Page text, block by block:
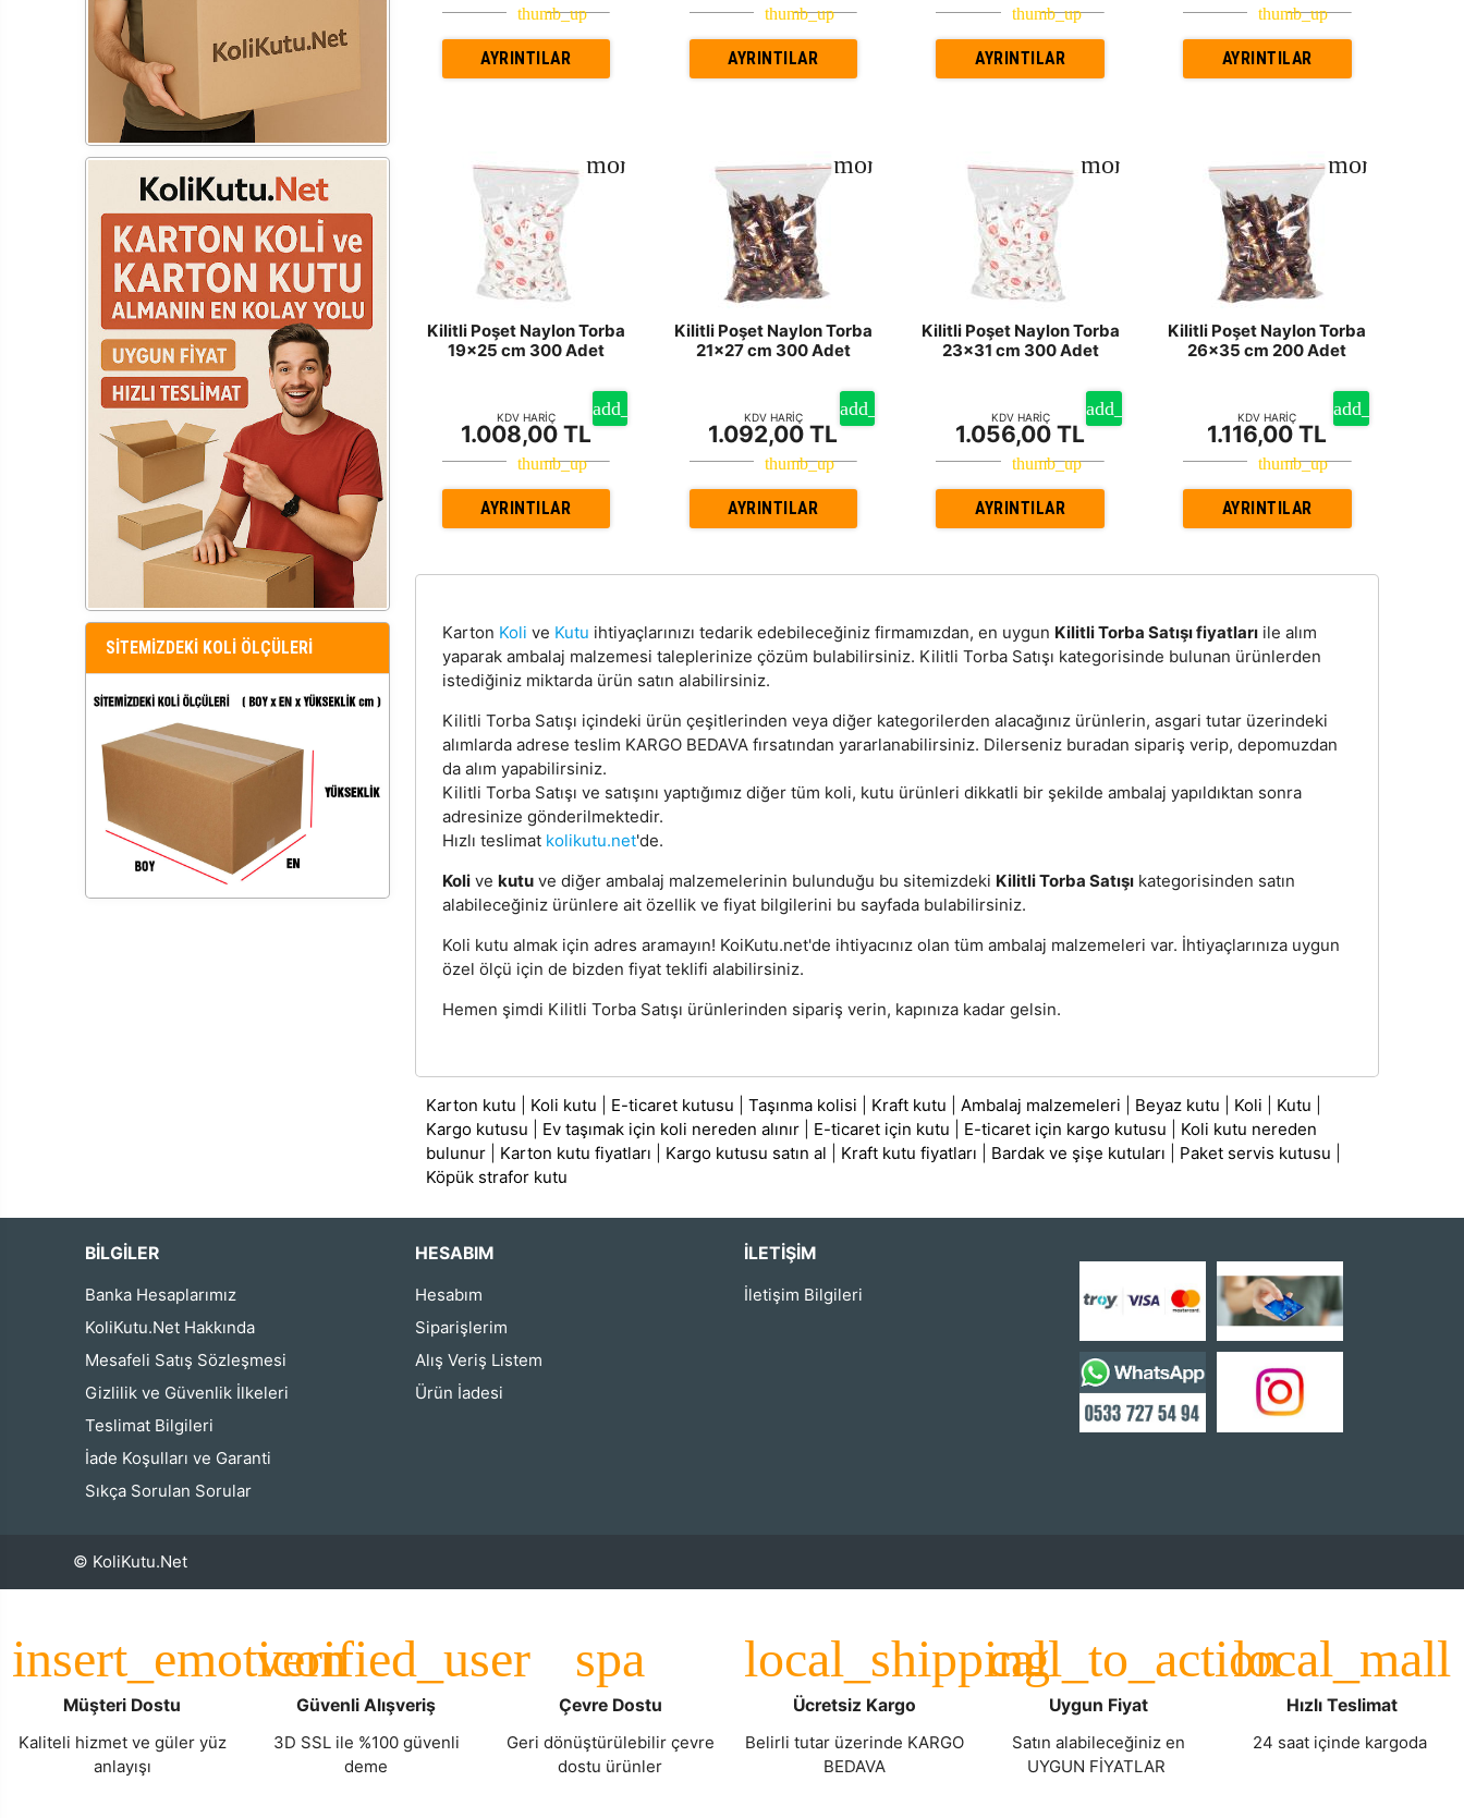
SİTEMİZDEKİ KOLİ ÖLÇÜLERİ
AYRINTILAR AYRINTILAR AYRINTILAR AYRINTILAR
Kilitli Poşet Naylon Torba
19x25 cm 300 Adet
KDV HARİÇ
1.008,00 TL
AYRINTILAR
Kilitli Poşet Naylon Torba
21x27 cm 300 Adet
KDV HARİÇ
1.092,00 TL
AYRINTILAR
Kilitli Poşet Naylon Torba
23x31 cm 300 Adet
KDV HARİÇ
1.056,00 TL
AYRINTILAR
Kilitli Poşet Naylon Torba
26x35 cm 200 Adet
KDV HARİÇ
1.116,00 TL
AYRINTILAR
Karton Koli ve Kutu ihtiyaçlarınızı tedarik edebileceğiniz firmamızdan, en uygun Kilitli Torba Satışı fiyatlarıile alım
yaparak ambalaj malzemesi taleplerinize çözüm bulabilirsiniz. Kilitli Torba Satışı kategorisinde bulunan ürünlerden
istediğiniz miktarda ürün satın alabilirsiniz.
Kilitli Torba Satışı içindeki ürün çeşitlerinden veya diğer kategorilerden alacağınız ürünlerin, asgari tutar üzerindeki
alımlarda adrese teslim KARGO BEDAVA fırsatından yararlanabilirsiniz. Dilerseniz buradan sipariş verip, depomuzdan
da alım yapabilirsiniz.
Kilitli Torba Satışı ve satışını yaptığımız diğer tüm koli, kutu ürünleri dikkatli bir şekilde ambalaj yapıldıktan sonra
adresinize gönderilmektedir.
Hızlı teslimat kolikutu.net'de.
Kolive kutuve diğer ambalaj malzemelerinin bulunduğu bu sitemizdeki Kilitli Torba Satışıkategorisinden satın
alabileceğiniz ürünlere ait özellik ve fiyat bilgilerini bu sayfada bulabilirsiniz.
Koli kutu almak için adres aramayın! KoiKutu.net'de ihtiyacınız olan tüm ambalaj malzemeleri var. İhtiyaçlarınıza uygun
özel ölçü için de bizden fiyat teklifi alabilirsiniz.
Hemen şimdi Kilitli Torba Satışı ürünlerinden sipariş verin, kapınıza kadar gelsin.
Karton kutu Koli kutu E-ticaret kutusu Taşınma kolisi Kraft kutu Ambalaj malzemeleri Beyaz kutu Koli Kutu
Kargo kutusu
Ev taşımak için koli nereden alınır| E-ticaret için kutu E-ticaret için kargo kutusu
Koli kutu nereden
bulunur| Karton kutu fiyatları Kargo kutusu satın al Kraft kutu fiyatları Bardak ve şişe kutuları Paket servis kutusu
Köpük strafor kutu
BİLGİLER
Banka Hesaplarımız
KoliKutu.Net Hakkında
Mesafeli Satış Sözleşmesi
Gizlilik ve Güvenlik İlkeleri
Teslimat Bilgileri
İade Koşulları ve Garanti
Sıkça Sorulan Sorular
HESABIM
Hesabım
Siparişlerim
Alış Veriş Listem
Ürün İadesi
İLETIŞIM
İletişim Bilgileri
© KoliKutu.Net
Müşteri Dostu
Kaliteli hizmet ve güler yüz
anlayışı
Güvenli Alışveriş
3D SSL ile %100 güvenli
deme
Çevre Dostu
Geri dönüştürülebilir çevre
dostu ürünler
Ücretsiz Kargo
Belirli tutar üzerinde KARGO
BEDAVA
Uygun Fiyat
Satın alabileceğiniz en
UYGUN FİYATLAR
Hızlı Teslimat
24 saat içinde kargoda